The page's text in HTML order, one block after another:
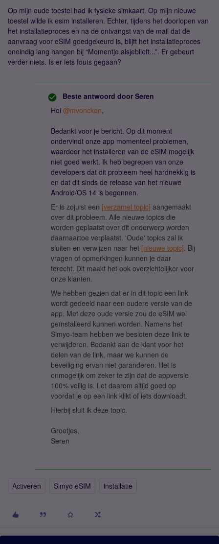
Op mijn oude toestel had ik fysieke simkaart. Op mijn nieuwe
toestel wilde ik esim installeren. Echter, tijdens het doorlopen van
het installatieproces en na de ontvangst van de mail dat de
aanvraag voor eSIM goedgekeurd is, blijft het installatieproces
oneindig lang hangen bij “Momentje alsjeblieft...”. Er gebeurt
verder niets. Is er iets fouts gegaan?
Beste antwoord door Seren
Hoi @mvoncken,
Bedankt voor je bericht. Op dit moment
ondervindt onze app momenteel problemen,
waardoor het installeren van de eSIM mogelijk
niet goed werkt. Ik heb begrepen van onze
developers dat dit probleem heel hardnekkig is
en dat dit sinds de release van het nieuwe
Android/OS 14 is begonnen.
Er is zojuist een [verzamel topic] aangemaakt
over dit probleem. Alle nieuwe topics die
worden geplaatst over dit onderwerp worden
daarnaartoe verplaatst. 'Oude' topics zal ik
sluiten en verwijzen naar het [nieuwe topic]. Bij
vragen of opmerkingen kunnen je daar
terecht. Dit maakt het ook overzichtelijker voor
onze klanten.
We hebben gezien dat er in dit topic een link
wordt gedeeld naar een oudere versie van de
app. Met deze oude versie zou de eSIM wel
geïnstalleerd kunnen worden. Namens het
Simyo-team hebben we besloten deze link te
verwijderen. Bedankt aan de klant voor het
delen van de link, maar we kunnen de
beveiliging ervan niet garanderen. Het is
onmogelijk om zeker te zijn dat de appversie
100% veilig is. Let daarom altijd goed op
voordat je op een link klikt of iets downloadt.
Hierbij sluit ik deze topic.
Groetjes,
Seren
Activeren Simyo eSIM installatie